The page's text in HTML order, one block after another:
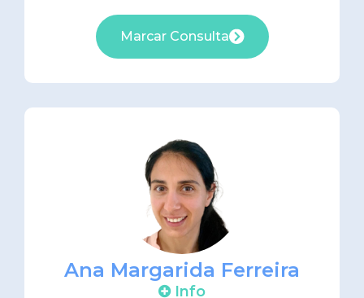
Marcar Consulta
Ana Margarida Ferreira
Info